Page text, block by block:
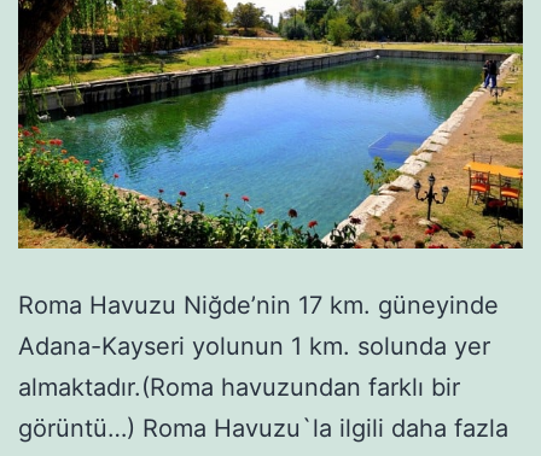
Roma Havuzu Niğde’nin 17 km. güneyinde
Adana-Kayseri yolunun 1 km. solunda yer
almaktadır.(Roma havuzundan farklı bir
görüntü…) Roma Havuzu`la ilgili daha fazla